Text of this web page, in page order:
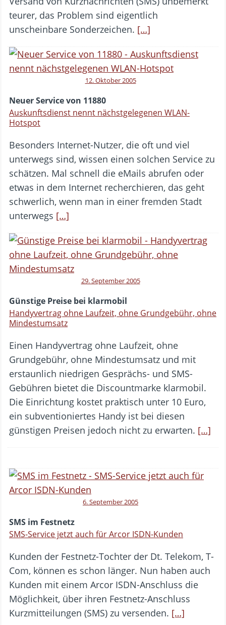
teurer, das Problem sind eigentlich
unscheinbare Sonderzeichen. […]
12. Oktober 2005
Neuer Service von 11880
Auskunftsdienst nennt nächstgelegenen WLAN-
Hotspot
Besonders Internet-Nutzer, die oft und viel
unterwegs sind, wissen einen solchen Service zu
schätzen. Mal schnell die eMails abrufen oder
etwas in dem Internet recherchieren, das geht
schwerlich, wenn man in einer fremden Stadt
unterwegs […]
29. September 2005
Günstige Preise bei klarmobil
Handyvertrag ohne Laufzeit, ohne Grundgebühr, ohne
Mindestumsatz
Einen Handyvertrag ohne Laufzeit, ohne
Grundgebühr, ohne Mindestumsatz und mit
erstaunlich niedrigen Gesprächs- und SMS-
Gebühren bietet die Discountmarke klarmobil.
Die Einrichtung kostet praktisch unter 10 Euro,
ein subventioniertes Handy ist bei diesen
günstigen Preisen jedoch nicht zu erwarten. […]
6. September 2005
SMS im Festnetz
SMS-Service jetzt auch für Arcor ISDN-Kunden
Kunden der Festnetz-Tochter der Dt. Telekom, T-
Com, können es schon länger. Nun haben auch
Kunden mit einem Arcor ISDN-Anschluss die
Möglichkeit, über ihren Festnetz-Anschluss
Kurzmitteilungen (SMS) zu versenden. […]